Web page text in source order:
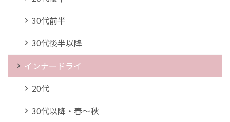
30代前半
30代後半以降
インナードライ
20代
30代以降・春～秋